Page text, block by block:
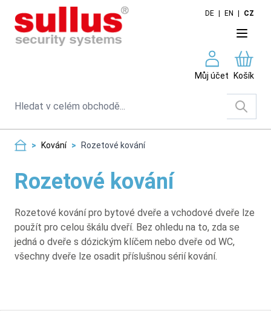
Skip to Content
DE EN CZ
Můj účet Košík
Search
> Kování > Rozetové kování
Rozetové kování
Rozetové kování pro bytové dveře a vchodové dveře lze
použít pro celou škálu dveří. Bez ohledu na to, zda se
jedná o dveře s dózickým klíčem nebo dveře od WC,
všechny dveře lze osadit příslušnou sérií kování.